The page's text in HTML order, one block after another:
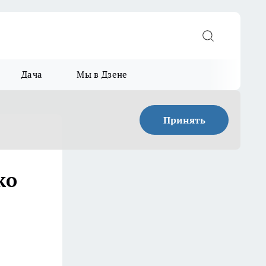
Дача Мы в Дзене
Принять